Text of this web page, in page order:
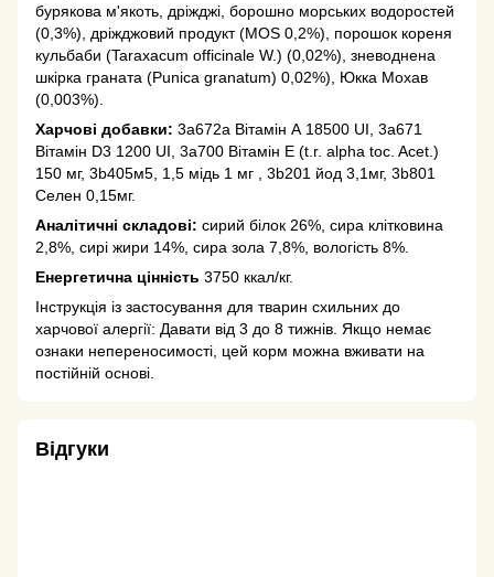
бурякова м'якоть, дріжджі, борошно морських водоростей
(0,3%), дріжджовий продукт (MOS 0,2%), порошок кореня
кульбаби (Taraxacum officinale W.) (0,02%), зневоднена
шкірка граната (Punica granatum) 0,02%), Юкка Мохав
(0,003%).
Харчові добавки: 3a672a Вітамін А 18500 UI, 3a671
Вітамін D3 1200 UI, 3a700 Вітамін Е (t.r. alpha toc. Acet.)
150 мг, 3b405м5, 1,5 мідь 1 мг , 3b201 йод 3,1мг, 3b801
Селен 0,15мг.
Аналітичні складові: сирий білок 26%, сира клітковина
2,8%, сирі жири 14%, сира зола 7,8%, вологість 8%.
Енергетична цінність 3750 ккал/кг.
Інструкція із застосування для тварин схильних до
харчової алергії: Давати від 3 до 8 тижнів. Якщо немає
ознаки непереносимості, цей корм можна вживати на
постійній основі.
Відгуки